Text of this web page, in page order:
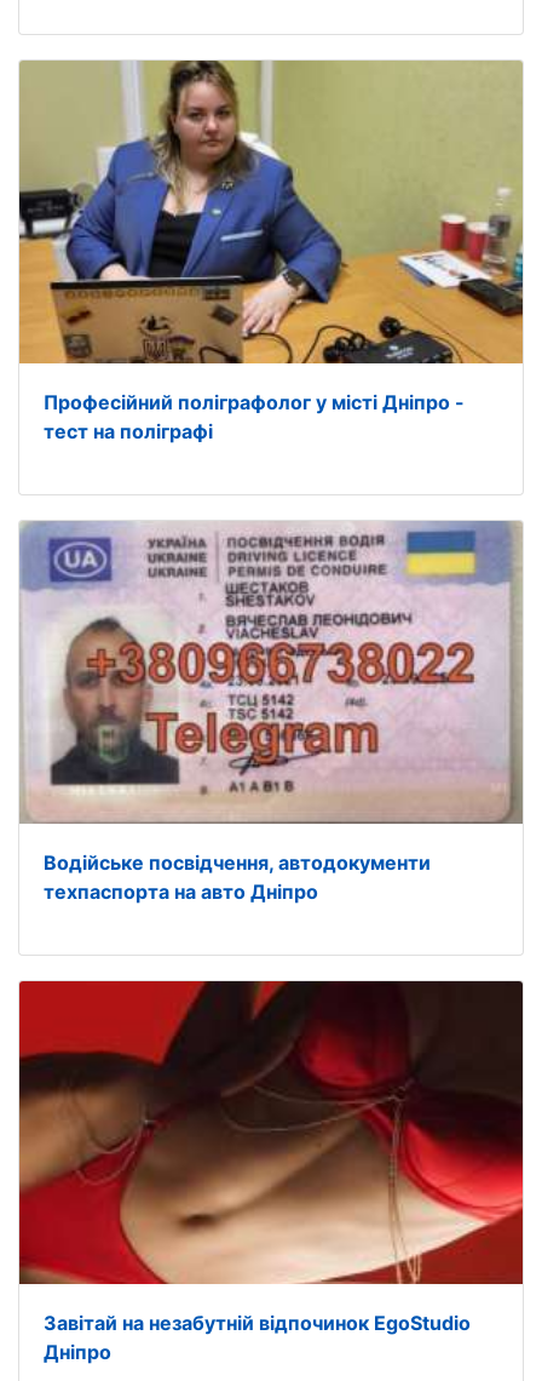
Професійний поліграфолог у місті Дніпро -
тест на поліграфі
Водійське посвідчення, автодокументи
техпаспорта на авто Дніпро
Завітай на незабутній відпочинок EgoStudio
Дніпро